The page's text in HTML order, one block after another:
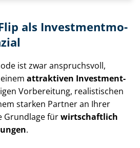
als In­vest­ment­mo­
ist zwar anspruchsvoll,
attraktiven In­vest­ment­
Vorbereitung, realistischen
starken Partner an Ihrer
Grundlage fürwirtschaftlich
.